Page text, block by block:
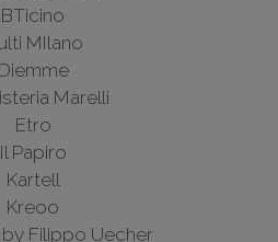
BTicino
MIlano
Diemme
Marelli
Etro
Il Papiro
Kartell
Kreoo
Filippo Uecher